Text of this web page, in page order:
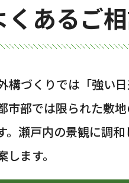
あるご
づくりでは「強い
部では限られた敷
瀬戸内の景観に調
ます。